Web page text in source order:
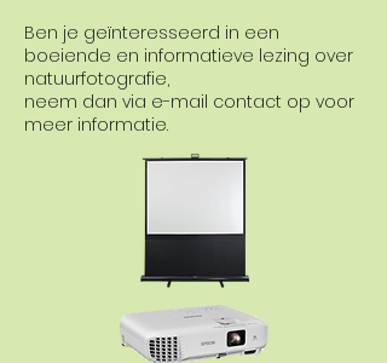
Ben je geïnteresseerd in een
boeiende en informatieve lezing over
natuurfotografie,
neem dan via e-mail contact op voor
meer informatie.